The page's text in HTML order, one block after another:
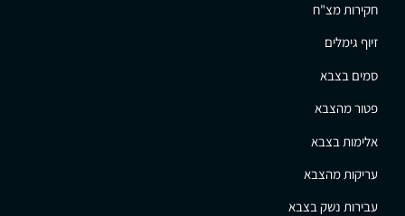
חקירות מצ"ח
זיוף גימלים
סמים בצבא
פטור מהצבא
אלימות בצבא
עריקות מהצבא
עבירות נשק בצבא